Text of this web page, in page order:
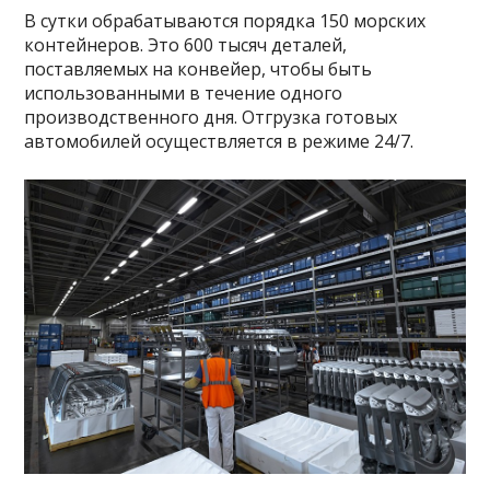
В сутки обрабатываются порядка 150 морских
контейнеров. Это 600 тысяч деталей,
поставляемых на конвейер, чтобы быть
использованными в течение одного
производственного дня. Отгрузка готовых
автомобилей осуществляется в режиме 24/7.